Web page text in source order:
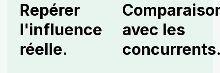
Repérer
l'influence
réelle.
avec les